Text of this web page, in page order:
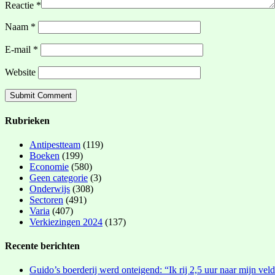
Reactie *
Naam *
E-mail *
Website
Rubrieken
Antipestteam (119)
Boeken (199)
Economie (580)
Geen categorie (3)
Onderwijs (308)
Sectoren (491)
Varia (407)
Verkiezingen 2024 (137)
Recente berichten
Guido’s boerderij werd onteigend: “Ik rij 2,5 uur naar mijn